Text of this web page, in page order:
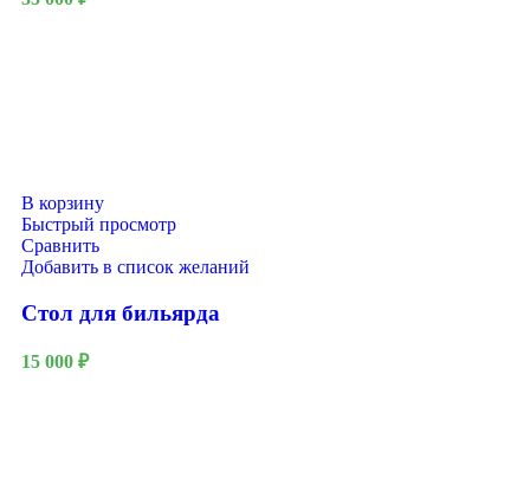
В корзину
Быстрый просмотр
Сравнить
Добавить в список желаний
Стол для бильярда
15 000 ₽